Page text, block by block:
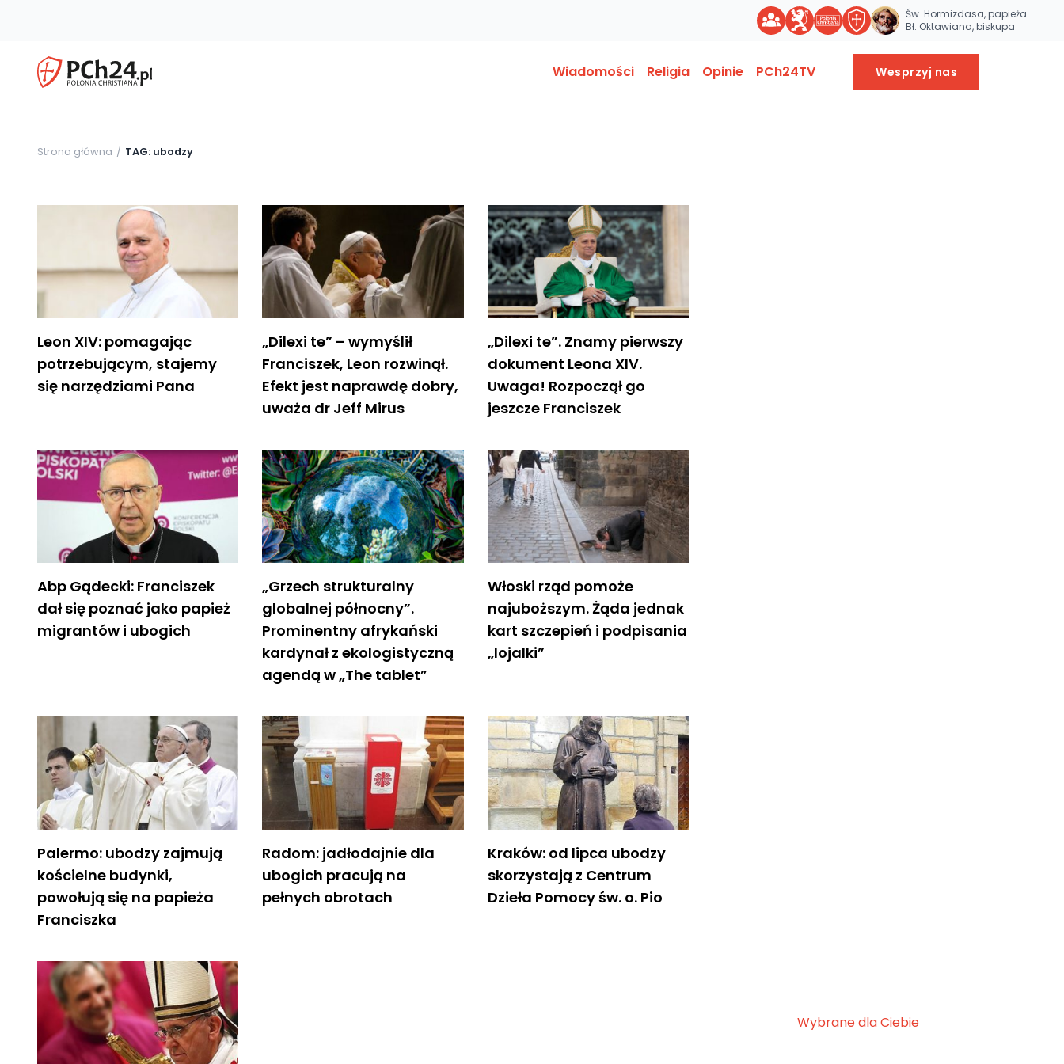
Św. Hormizdasa, papieża
Bł. Oktawiana, biskupa
Wiadomości Religia Opinie PCh24TV Wesprzyj nas
Strona główna TAG: ubodzy
Leon XIV: pomagając
potrzebującym, stajemy
się narzędziami Pana
„Dilexi te” – wymyślił
Franciszek, Leon rozwinął.
Efekt jest naprawdę dobry,
uważa dr Jeff Mirus
„Dilexi te”. Znamy pierwszy
dokument Leona XIV.
Uwaga! Rozpoczął go
jeszcze Franciszek
Abp Gądecki: Franciszek
dał się poznać jako papież
migrantów i ubogich
„Grzech strukturalny
globalnej północny”.
Prominentny afrykański
kardynał z ekologistyczną
agendą w „The tablet”
Włoski rząd pomoże
najuboższym. Żąda jednak
kart szczepień i podpisania
„lojalki”
Palermo: ubodzy zajmują
kościelne budynki,
powołują się na papieża
Franciszka
Radom: jadłodajnie dla
ubogich pracują na
pełnych obrotach
Kraków: od lipca ubodzy
skorzystają z Centrum
Dzieła Pomocy św. o. Pio
Wybrane dla Ciebie